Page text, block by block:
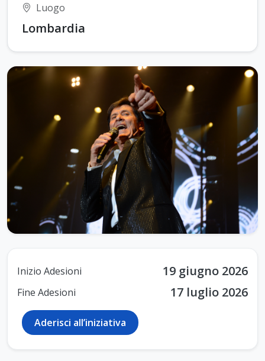
Luogo
Lombardia
Inizio Adesioni 19 giugno 2026
Fine Adesioni 17 luglio 2026
Aderisci all’iniziativa